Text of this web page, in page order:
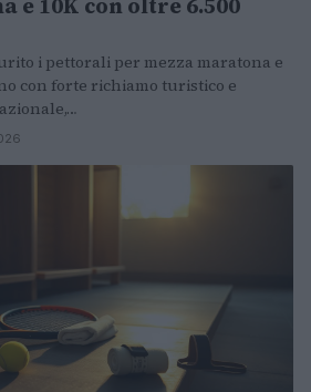
i pettorali per mezza maratona e
con forte richiamo turistico e